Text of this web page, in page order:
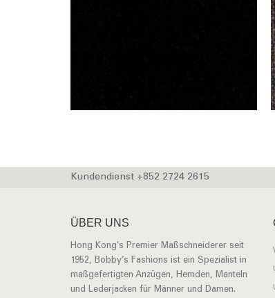
Kundendienst +852 2724 2615
ÜBER UNS
Hong Kong’s Premier Maßschneiderer seit
1952, Bobby’s Fashions ist ein Spezialist in
maßgefertigten Anzügen, Hemden, Manteln
und Lederjacken für Männer und Damen.